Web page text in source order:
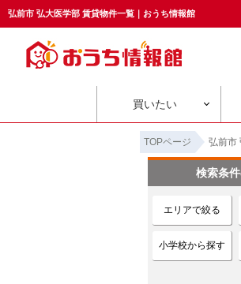
弘前市 弘大医学部 賃貸物件一覧｜おうち情報館
買いたい
TOPページ 弘前市
検索条
エリアで絞る
小学校から探す